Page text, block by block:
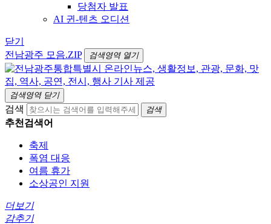
당첨자 발표
AI 귄-텐츠 오디션
닫기
전남광주 모음.ZIP
검색영역 열기
검색영역 닫기
검색 검색
추천검색어
축제
폭염 대응
여름 휴가
소상공인 지원
더보기
감추기